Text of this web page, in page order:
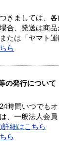
きましては、
合、発送は商
たは「ヤマト
ら
の発行について
時間いつでも
、一般法人会員
細はこちら
ら